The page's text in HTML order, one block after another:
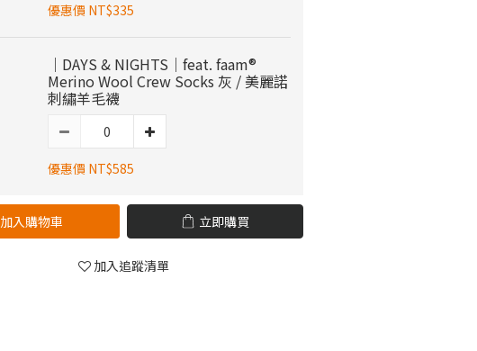
優惠價 NT$335
｜DAYS & NIGHTS｜feat. faam®
Merino Wool Crew Socks 灰 / 美麗諾
刺繡羊毛襪
優惠價 NT$585
加入購物車 立即購買
加入追蹤清單